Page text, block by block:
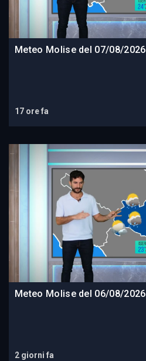
Meteo Molise del 07/08/2026
17 ore fa
Meteo Molise del 06/08/2026
2 giorni fa